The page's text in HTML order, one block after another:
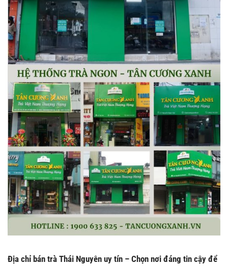
Địa chỉ bán trà Thái Nguyên uy tín – Chọn nơi đáng tin cậy để